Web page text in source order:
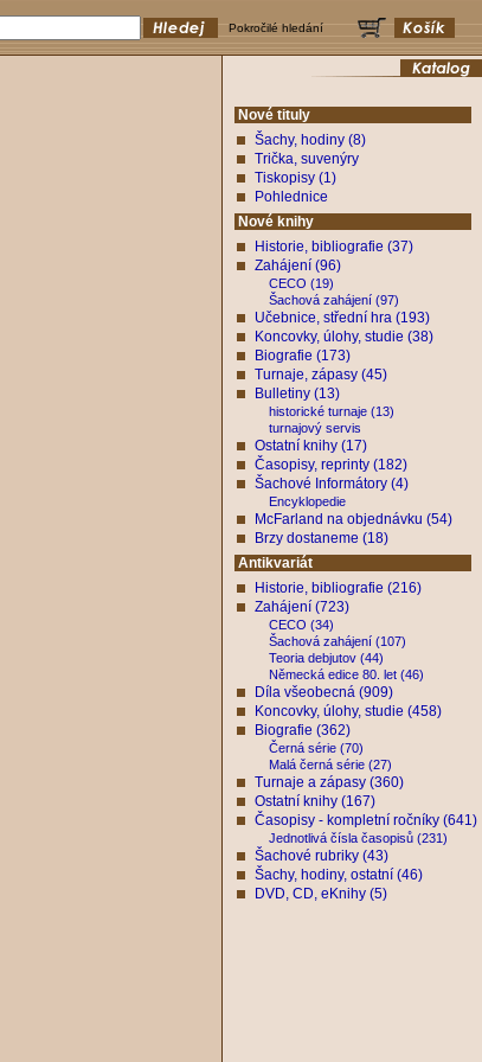
Pokročilé hledání
Nové tituly
Šachy, hodiny (8)
Trička, suvenýry
Tiskopisy (1)
Pohlednice
Nové knihy
Historie, bibliografie (37)
Zahájení (96)
CECO (19)
Šachová zahájení (97)
Učebnice, střední hra (193)
Koncovky, úlohy, studie (38)
Biografie (173)
Turnaje, zápasy (45)
Bulletiny (13)
historické turnaje (13)
turnajový servis
Ostatní knihy (17)
Časopisy, reprinty (182)
Šachové Informátory (4)
Encyklopedie
McFarland na objednávku (54)
Brzy dostaneme (18)
Antikvariát
Historie, bibliografie (216)
Zahájení (723)
CECO (34)
Šachová zahájení (107)
Teoria debjutov (44)
Německá edice 80. let (46)
Díla všeobecná (909)
Koncovky, úlohy, studie (458)
Biografie (362)
Černá série (70)
Malá černá série (27)
Turnaje a zápasy (360)
Ostatní knihy (167)
Časopisy - kompletní ročníky (641)
Jednotlivá čísla časopisů (231)
Šachové rubriky (43)
Šachy, hodiny, ostatní (46)
DVD, CD, eKnihy (5)